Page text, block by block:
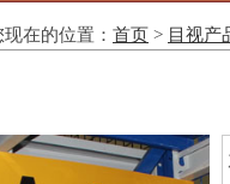
现在的位置： 首页 > 目视产